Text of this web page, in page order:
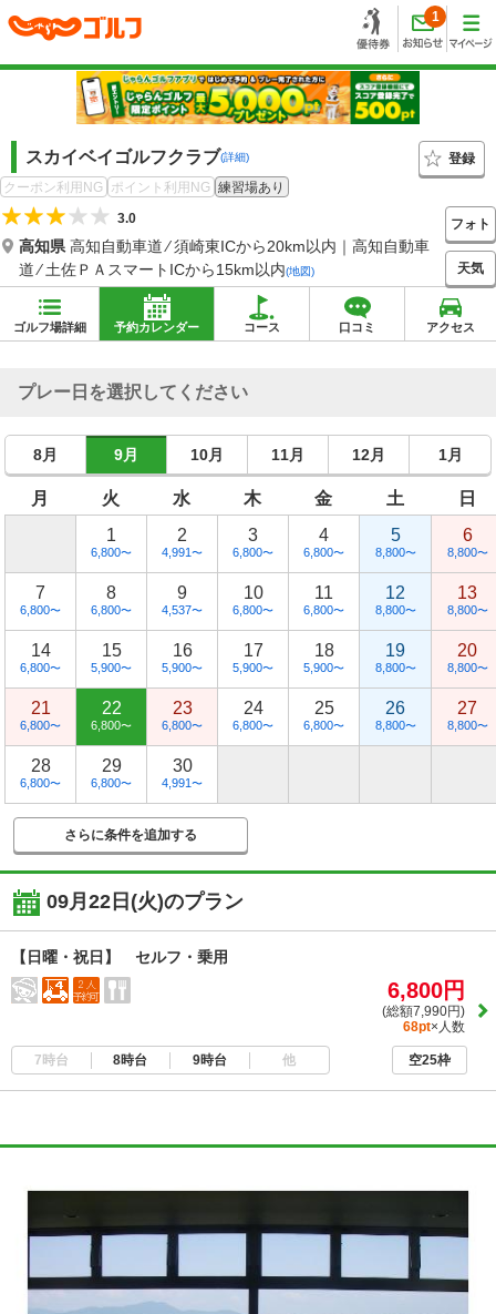
1
スカイベイゴルフクラブ(詳細)
登録
クーポン利用NG
ポイント利用NG 練習場あり
3.0
高知県高知自動車道 ⁄ 須崎東ICから20km以内｜高知自動車
道 ⁄ 土佐ＰＡスマートICから15km以内(地図)
フォト
天気
ゴルフ場詳細 予約カレンダー コース 口コミ アクセス
プレー日を選択してください
8月 9月 10月 11月 12月 1月
月 火 水 木 金 土
日
1
6,800〜
2
4,991〜
3
6,800〜
4
6,800〜
5
8,800〜
6
8,800〜
7
6,800〜
8
6,800〜
9
4,537〜
10
6,800〜
11
6,800〜
12
8,800〜
13
8,800〜
14
6,800〜
15
5,900〜
16
5,900〜
17
5,900〜
18
5,900〜
19
8,800〜
20
8,800〜
21
6,800〜
22
6,800〜
23
6,800〜
24
6,800〜
25
6,800〜
26
8,800〜
27
8,800〜
28
6,800〜
29
6,800〜
30
4,991〜
さらに条件を追加する
09月22日(火)のプラン
【日曜・祝日】 セルフ・乗用
6,800円
(総額7,990円)
68pt×人数
7時台 8時台 9時台 他 空25枠